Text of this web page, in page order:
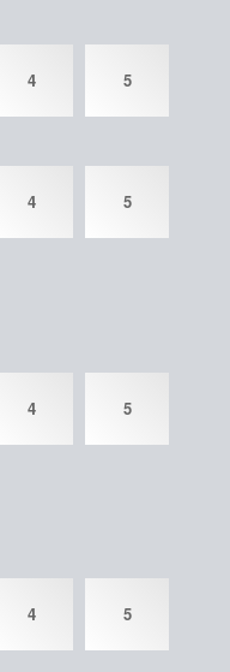
4 5
4 5
4 5
4 5